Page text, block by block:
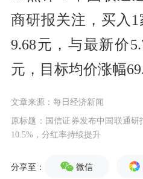
商研报关注，买入
9.68元，与最新价
元，目标均价涨幅
文章来源：每日经济新闻
原标题：国信证券发布中国联通研
10.5%，分红率持续提升
分享至： 微信